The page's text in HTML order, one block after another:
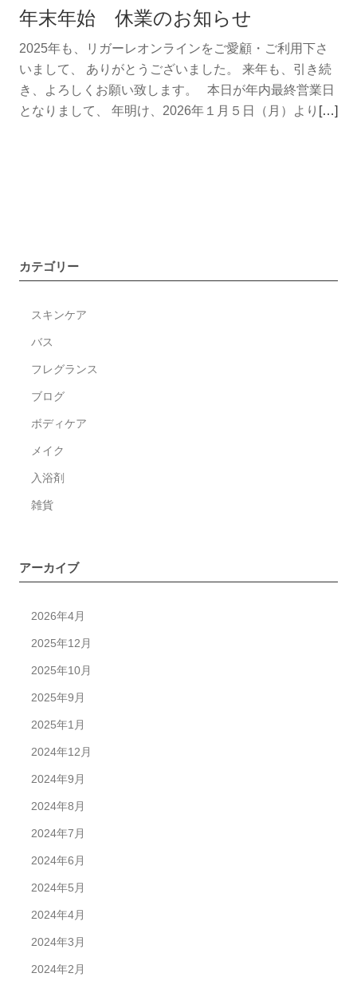
年末年始 休業のお知らせ
2025年も、リガーレオンラインをご愛顧・ご利用下さ
いまして、 ありがとうございました。 来年も、引き続
き、よろしくお願い致します。 本日が年内最終営業日
となりまして、 年明け、2026年１月５日（月）より 続[…]
カテゴリー
スキンケア
バス
フレグランス
ブログ
ボディケア
メイク
入浴剤
雑貨
アーカイブ
2026年4月
2025年12月
2025年10月
2025年9月
2025年1月
2024年12月
2024年9月
2024年8月
2024年7月
2024年6月
2024年5月
2024年4月
2024年3月
2024年2月